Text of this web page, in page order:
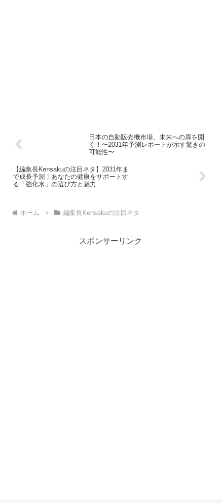
日本の自動販売機市場、未来への扉を開
く！〜2031年予測レポートが示す驚きの
可能性〜
【編集長Kensakuの注目ネタ】2031年ま
で成長予測！あなたの健康をサポートす
る「強化水」の選び方と魅力
ホーム 編集長Kensakuの注目ネタ
スポンサーリンク